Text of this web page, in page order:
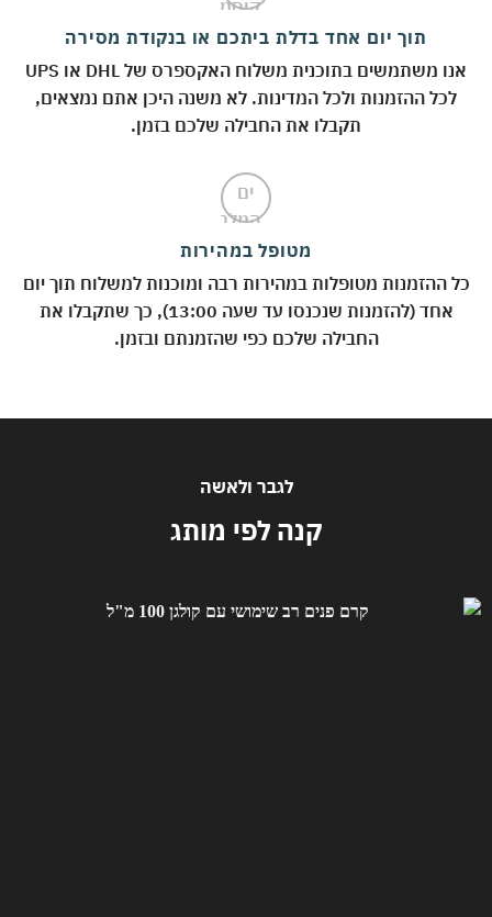
תוך יום אחד בדלת ביתכם או בנקודת מסירה
אנו משתמשים בתוכנית משלוח האקספרס של DHL או UPS
לכל ההזמנות ולכל המדינות. לא משנה היכן אתם נמצאים,
תקבלו את החבילה שלכם בזמן.
מטופל במהירות
ההזמנות מטופלות במהירות רבה ומוכנות למשלוח תוך יום
אחד (להזמנות שנכנסו עד שעה 13:00), כך שתקבלו את
החבילה שלכם כפי שהזמנתם ובזמן.
לגבר ולאשה
קנה לפי מותג